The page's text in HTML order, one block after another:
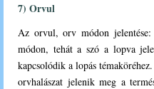
7) Orvul
Az orvul, orv módon
módon, tehát a szó a lopva
kapcsolódik a lopás
orvhalászat jelenik meg a